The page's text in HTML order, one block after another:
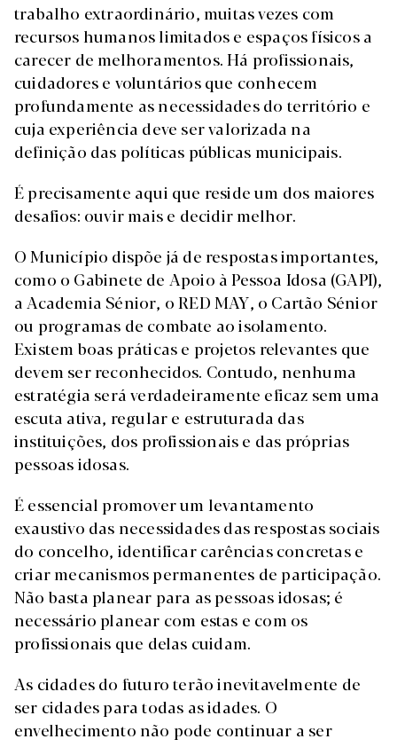
trabalho extraordinário, muitas vezes com
recursos humanos limitados e espaços físicos a
carecer de melhoramentos. Há profissionais,
cuidadores e voluntários que conhecem
profundamente as necessidades do território e
cuja experiência deve ser valorizada na
definição das políticas públicas municipais.
É precisamente aqui que reside um dos maiores
desafios: ouvir mais e decidir melhor.
O Município dispõe já de respostas importantes,
como o Gabinete de Apoio à Pessoa Idosa (GAPI),
a Academia Sénior, o RED MAY, o Cartão Sénior
ou programas de combate ao isolamento.
Existem boas práticas e projetos relevantes que
devem ser reconhecidos. Contudo, nenhuma
estratégia será verdadeiramente eficaz sem uma
escuta ativa, regular e estruturada das
instituições, dos profissionais e das próprias
pessoas idosas.
É essencial promover um levantamento
exaustivo das necessidades das respostas sociais
do concelho, identificar carências concretas e
criar mecanismos permanentes de participação.
Não basta planear para as pessoas idosas; é
necessário planear com estas e com os
profissionais que delas cuidam.
As cidades do futuro terão inevitavelmente de
ser cidades para todas as idades. O
envelhecimento não pode continuar a ser